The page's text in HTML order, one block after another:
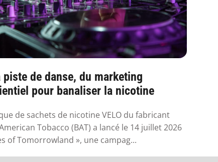
piste de danse, du marketing
pour banaliser la nicotine
de sachets de nicotine VELO du fabricant
Tobacco (BAT) a lancé le 14 juillet 2026
of Tomorrowland », une campag...